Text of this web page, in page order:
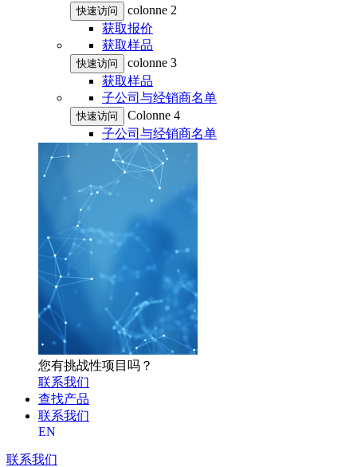
快速访问
colonne 2
获取报价
获取样品
快速访问
colonne 3
获取样品
子公司与经销商名单
快速访问
Colonne 4
子公司与经销商名单
您有挑战性项目吗？
联系我们
查找产品
联系我们
EN
联系我们